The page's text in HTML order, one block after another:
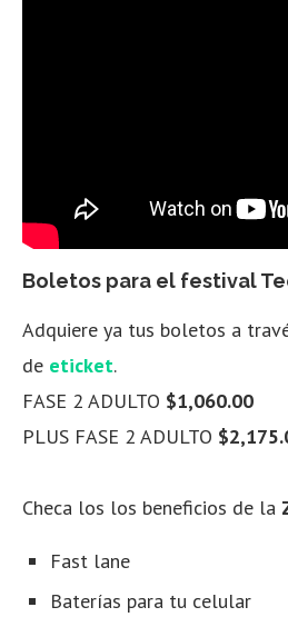
Boletos para el festival
Adquiere ya tus boletos a
de eticket.
FASE 2 ADULTO $1,060.00
PLUS FASE 2 ADULTO
Checa los los beneficios de la
Fast lane
Baterías para tu celular